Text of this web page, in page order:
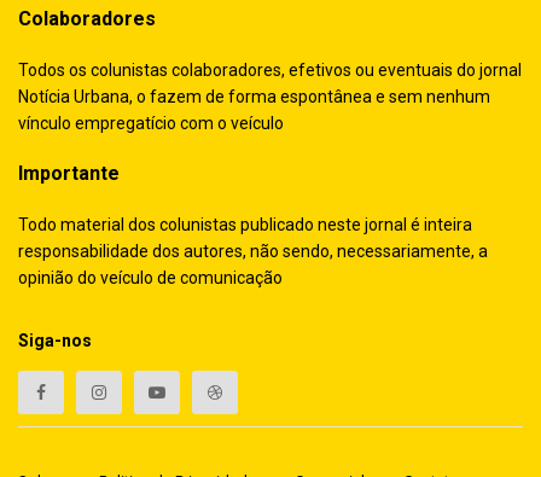
Colaboradores
Todos os colunistas colaboradores, efetivos ou eventuais do jornal
Notícia Urbana, o fazem de forma espontânea e sem nenhum
vínculo empregatício com o veículo
Importante
Todo material dos colunistas publicado neste jornal é inteira
responsabilidade dos autores, não sendo, necessariamente, a
opinião do veículo de comunicação
Siga-nos